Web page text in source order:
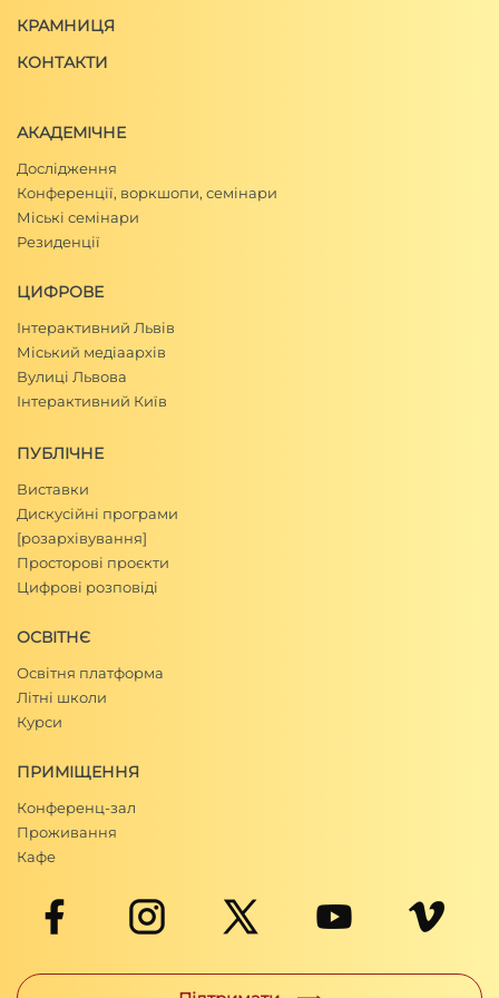
Ігор Сьомочкін, "ХІХ ст. Л. Марконі",
16.
КРАМНИЦЯ
КОНТАКТИ
АКАДЕМІЧНЕ
Дослідження
Конференції, воркшопи, семінари
Міські семінари
Резиденції
ЦИФРОВЕ
Інтерактивний Львів
Міський медіаархів
Вулиці Львова
Інтерактивний Київ
ПУБЛІЧНЕ
Виставки
Дискусійні програми
[розархівування]
Просторові проєкти
Цифрові розповіді
ОСВІТНЄ
Освітня платформа
Літні школи
Курси
ПРИМІЩЕННЯ
Конференц-зал
Проживання
Кафе